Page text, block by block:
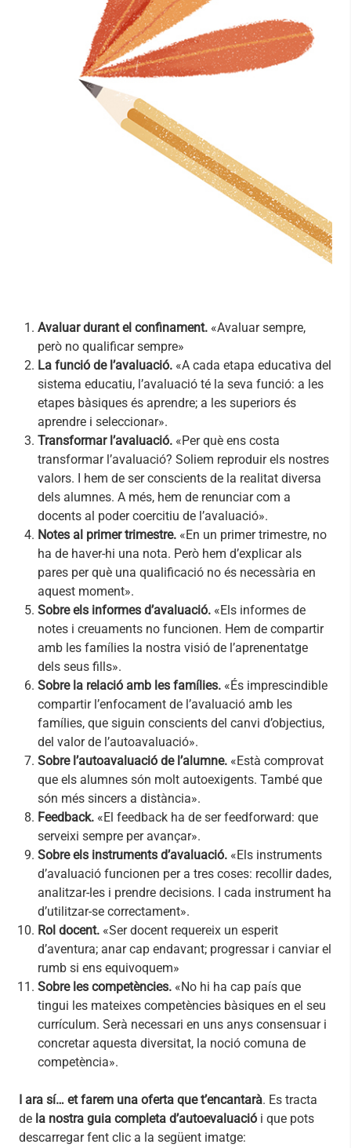
Avaluar durant el confinament. «Avaluar sempre,
però no qualificar sempre»
La funció de l’avaluació. «A cada etapa educativa del
sistema educatiu, l’avaluació té la seva funció: a les
etapes bàsiques és aprendre; a les superiors és
aprendre i seleccionar».
Transformar l’avaluació. «Per què ens costa
transformar l’avaluació? Soliem reproduir els nostres
valors. I hem de ser conscients de la realitat diversa
dels alumnes. A més, hem de renunciar com a
docents al poder coercitiu de l’avaluació».
Notes al primer trimestre. «En un primer trimestre, no
ha de haver-hi una nota. Però hem d’explicar als
pares per què una qualificació no és necessària en
aquest moment».
Sobre els informes d’avaluació. «Els informes de
notes i creuaments no funcionen. Hem de compartir
amb les famílies la nostra visió de l’aprenentatge
dels seus fills».
Sobre la relació amb les famílies. «És imprescindible
compartir l’enfocament de l’avaluació amb les
famílies, que siguin conscients del canvi d’objectius,
del valor de l’autoavaluació».
Sobre l’autoavaluació de l’alumne. «Està comprovat
que els alumnes són molt autoexigents. També que
són més sincers a distància».
Feedback. «El feedback ha de ser feedforward: que
serveixi sempre per avançar».
Sobre els instruments d’avaluació. «Els instruments
d’avaluació funcionen per a tres coses: recollir dades,
analitzar-les i prendre decisions. I cada instrument ha
d’utilitzar-se correctament».
Rol docent. «Ser docent requereix un esperit
d’aventura; anar cap endavant; progressar i canviar el
rumb si ens equivoquem»
Sobre les competències. «No hi ha cap país que
tingui les mateixes competències bàsiques en el seu
currículum. Serà necessari en uns anys consensuar i
concretar aquesta diversitat, la noció comuna de
competència».
I ara sí… et farem una oferta que t’encantarà. Es tracta
de la nostra guia completa d’autoevaluació i que pots
descarregar fent clic a la següent imatge: